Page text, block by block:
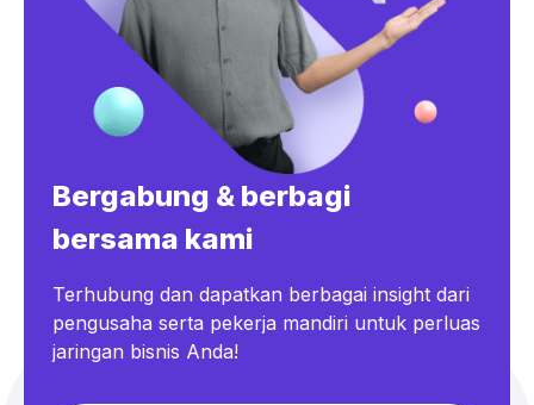
Bergabung & berbagi
bersama kami
Terhubung dan dapatkan berbagai insight dari
pengusaha serta pekerja mandiri untuk perluas
jaringan bisnis Anda!